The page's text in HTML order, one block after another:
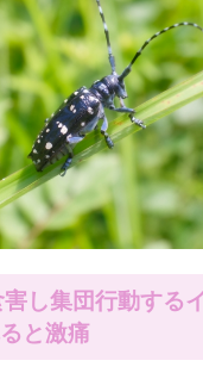
害し集団行動す
と激痛